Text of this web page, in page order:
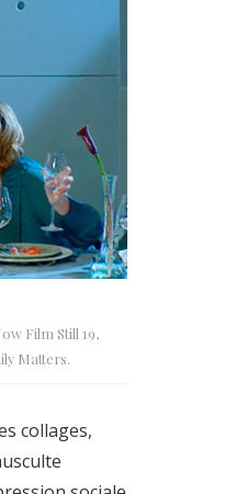
Film Still 19,
Matters.
collages,